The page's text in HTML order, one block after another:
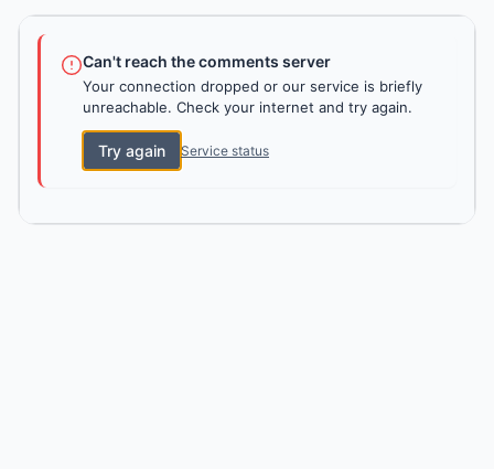
Can't reach the comments server
Your connection dropped or our service is briefly
unreachable. Check your internet and try again.
Try again Service status